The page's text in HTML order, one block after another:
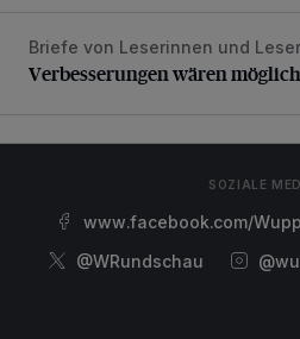
Verbesserungen wären möglich
Briefe von Leserinnen und
Verbesserungen wären möglich
SOZIALE
www.facebook.com/
@WRundschau